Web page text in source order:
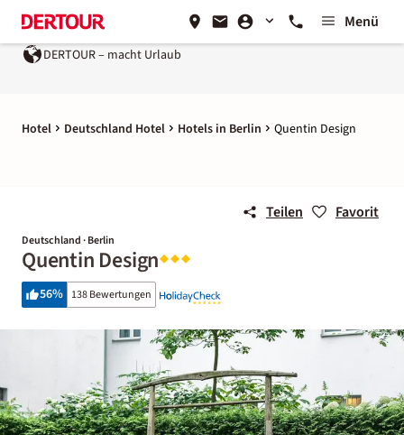
Menü
DERTOUR – macht Urlaub
Hotel Deutschland Hotel Hotels in Berlin Quentin Design
Teilen Favorit
Deutschland · Berlin
Quentin Design
56% 138 Bewertungen